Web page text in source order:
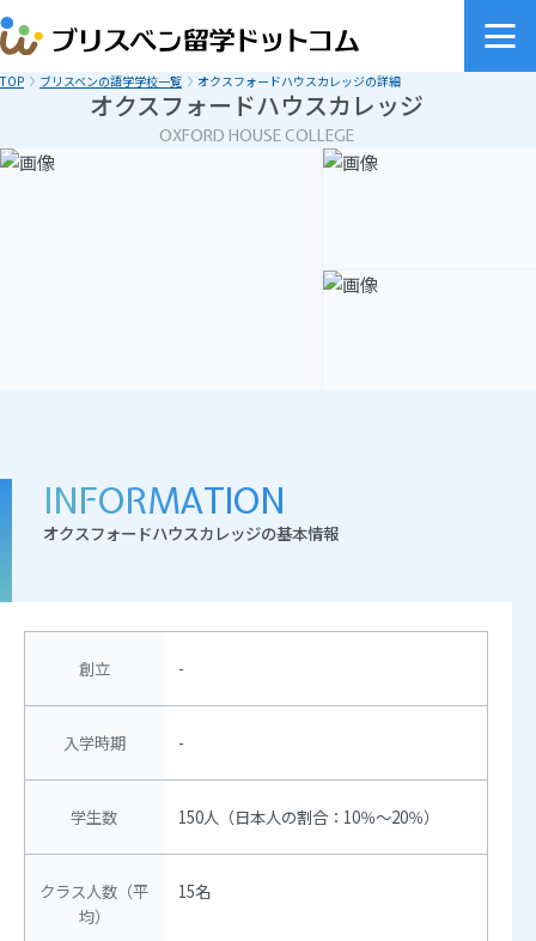
TOP ブリスベンの語学学校一覧 オクスフォードハウスカレッジの詳細
オクスフォードハウスカレッジ
OXFORD HOUSE COLLEGE
INFORMATION
オクスフォードハウスカレッジの基本情報
創立 -
入学時期 -
学生数 150人（日本人の割合：10％～20％）
クラス人数（平
均）
15名